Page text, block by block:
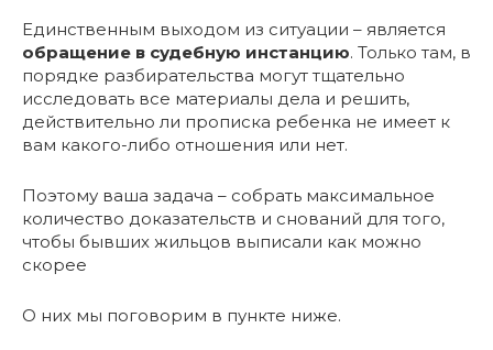
Единственным выходом из ситуации – является
обращение в судебную инстанцию. Только там, в
порядке разбирательства могут тщательно
исследовать все материалы дела и решить,
действительно ли прописка ребенка не имеет к
вам какого-либо отношения или нет.
Поэтому ваша задача – собрать максимальное
количество доказательств и снований для того,
чтобы бывших жильцов выписали как можно
скорее
О них мы поговорим в пункте ниже.